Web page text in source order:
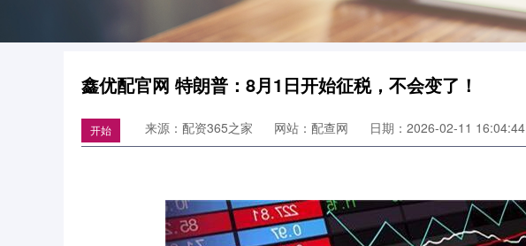
鑫优配官网 特朗普：8月1日开始征税，不会变了！
开始 来源：配资365之家 网站：配查网 日期：2026-02-11 16:04:44